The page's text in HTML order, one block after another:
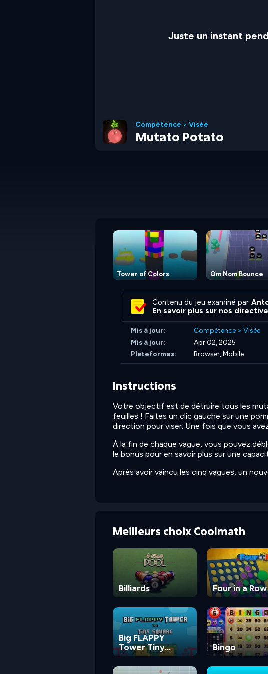
Juste un instant
Compétence > Visée
Mutato Potato
Tower of Colors Om Nom Bounce
Contenu du jeu examiné par
En savoir plus sur nos
Mis à jour: Compétence > Visée
Mis à jour:
Apr 02, 2025
Plateformes:
Browser, Mobile
Instructions
Votre objectif est de détruire tous les
feuilles ! Faites un clic gauche sur une
direction pour viser. Une fois que vous
À la fin de chaque vague, vous pouvez
le bonus pour en savoir plus sur une
Après avoir vaincu les cinq vagues, un
Meilleurs choix Coolmath
Billiards Four in a Row
Big FLAPPY
Tower Tiny
Square
Bingo